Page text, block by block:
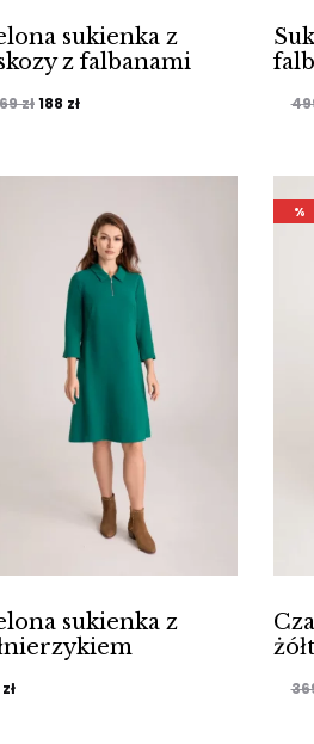
sukienka z
z falbanami
złPierwotna
wynosiła:
188 złAktualna
wynosi:
188 zł.
sukienka z
zł
%